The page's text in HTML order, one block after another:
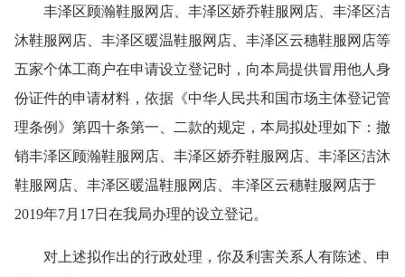
丰泽区顾瀚鞋服网店、丰泽区娇乔鞋服网店、丰泽区洁
沐鞋服网店、丰泽区暖温鞋服网店、丰泽区云穗鞋服网店等
五家个体工商户在申请设立登记时，向本局提供冒用他人身
份证件的申请材料，依据《中华人民共和国市场主体登记管
理条例》第四十条第一、二款的规定，本局拟处理如下：撤
销丰泽区顾瀚鞋服网店、丰泽区娇乔鞋服网店、丰泽区洁沐
鞋服网店、丰泽区暖温鞋服网店、丰泽区云穗鞋服网店于
2019年7月17日在我局办理的设立登记。
对上述拟作出的行政处理，你及利害关系人有陈述、申